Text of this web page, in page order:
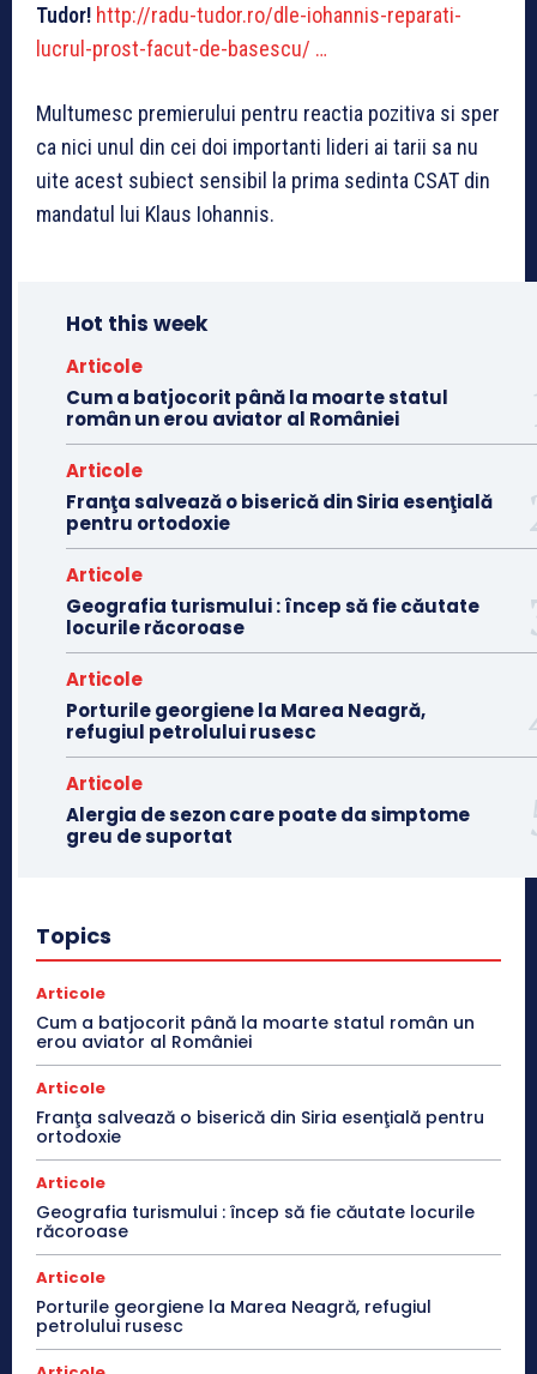
Tudor! http://radu-tudor.ro/dle-iohannis-reparati-
lucrul-prost-facut-de-basescu/ …
Multumesc premierului pentru reactia pozitiva si sper
ca nici unul din cei doi importanti lideri ai tarii sa nu
uite acest subiect sensibil la prima sedinta CSAT din
mandatul lui Klaus Iohannis.
Hot this week
Articole
Cum a batjocorit până la moarte statul
român un erou aviator al României
Articole
Franţa salvează o biserică din Siria esenţială
pentru ortodoxie
Articole
Geografia turismului : încep să fie căutate
locurile răcoroase
Articole
Porturile georgiene la Marea Neagră,
refugiul petrolului rusesc
Articole
Alergia de sezon care poate da simptome
greu de suportat
Topics
Articole
Cum a batjocorit până la moarte statul român un
erou aviator al României
Articole
Franţa salvează o biserică din Siria esenţială pentru
ortodoxie
Articole
Geografia turismului : încep să fie căutate locurile
răcoroase
Articole
Porturile georgiene la Marea Neagră, refugiul
petrolului rusesc